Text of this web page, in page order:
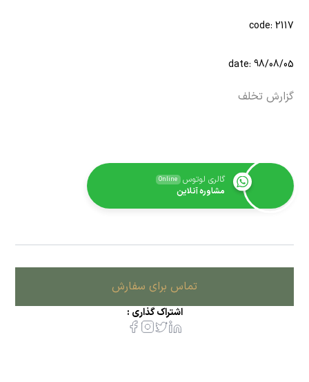
code: 2117
date: 98/08/05
گزارش تخلف
گالری لوتوس Online
مشاوره آنلاین
تماس برای سفارش
اشتراک گذاری :